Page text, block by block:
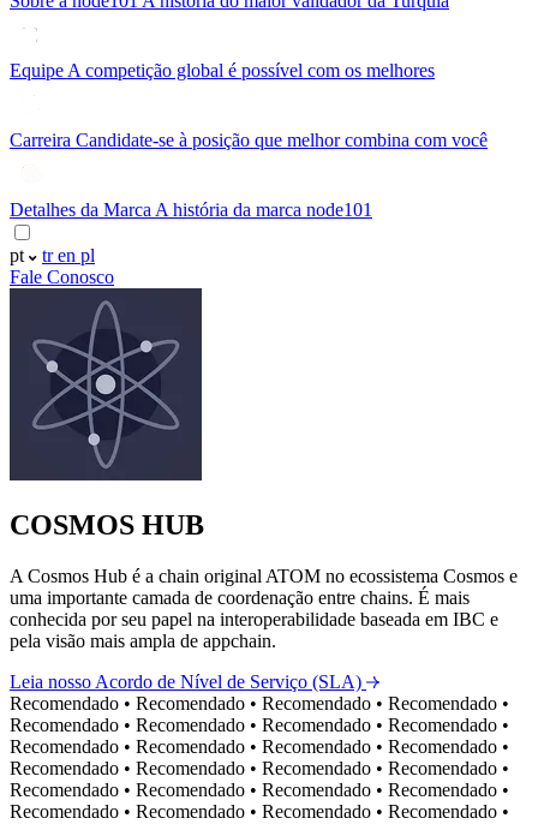
Equipe A competição global é possível com os melhores
Carreira Candidate-se à posição que melhor combina com você
Detalhes da Marca A história da marca node101
pt tren pl
Fale Conosco
COSMOS HUB
A Cosmos Hub é a chain original ATOM no ecossistema Cosmos e
uma importante camada de coordenação entre chains. É mais
conhecida por seu papel na interoperabilidade baseada em IBC e
pela visão mais ampla de appchain.
Leia nosso Acordo de Nível de Serviço (SLA)
Recomendado • Recomendado • Recomendado • Recomendado •
Recomendado • Recomendado • Recomendado • Recomendado •
Recomendado • Recomendado • Recomendado • Recomendado •
Recomendado • Recomendado • Recomendado • Recomendado •
Recomendado • Recomendado • Recomendado • Recomendado •
Recomendado • Recomendado • Recomendado • Recomendado •